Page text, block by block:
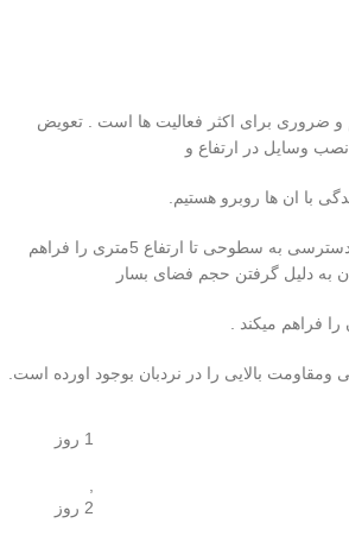
و ضروری برای اکثر فعالیت ها است . تعویض
وسایل در ارتفاع و
با ان ها روبرو هستیم.
نردبان تاشو 5متری امکان دسترسی به سطوحی تا ارتفاع 5متری را فراهم
به دلیل گرفتن حجم فضای بسار
فراهم میکند .
ومقاومت بالایی را در نردبان بوجود اورده است.
1 روز
2 روز